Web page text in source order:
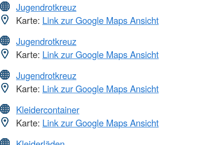
Jugendrotkreuz
Karte: Link zur Google Maps Ansicht
Jugendrotkreuz
Karte: Link zur Google Maps Ansicht
Jugendrotkreuz
Karte: Link zur Google Maps Ansicht
Kleidercontainer
Karte: Link zur Google Maps Ansicht